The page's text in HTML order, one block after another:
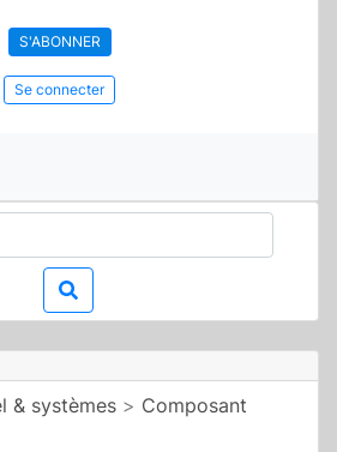
S'ABONNER
Se connecter
& systèmes > Composant